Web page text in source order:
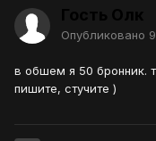
Опубликовано
в обшем я 50 бронник.
пишите, стучите )